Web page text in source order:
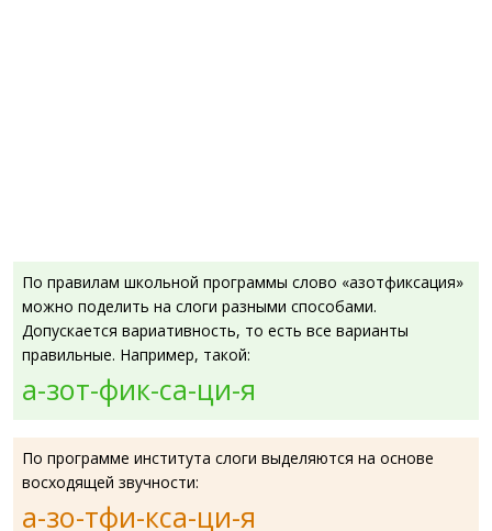
По правилам школьной программы слово «азотфиксация»
можно поделить на слоги разными способами.
Допускается вариативность, то есть все варианты
правильные. Например, такой:
а-зот-фик-са-ци-я
По программе института слоги выделяются на основе
восходящей звучности:
а-зо-тфи-кса-ци-я